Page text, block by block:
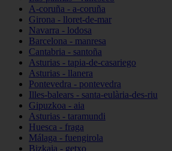
A-coruña - a-coruña
Girona - lloret-de-mar
Navarra - lodosa
Barcelona - manresa
Cantabria - santoña
Asturias - tapia-de-casariego
Asturias - llanera
Pontevedra - pontevedra
Illes-balears - santa-eulària-des-riu
Gipuzkoa - aia
Asturias - taramundi
Huesca - fraga
Málaga - fuengirola
Bizkaia - getxo